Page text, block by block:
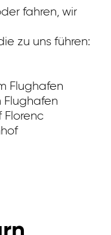
fahren, wir
zu uns führen:
Flughafen
Flughafen
Florenc